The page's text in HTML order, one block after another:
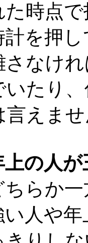
時点
を押
さなけ
いたり
言えま
上の人
らか
人や